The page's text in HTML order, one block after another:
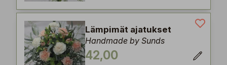
Lämpimät ajatukset
Handmade by Sunds
42,00